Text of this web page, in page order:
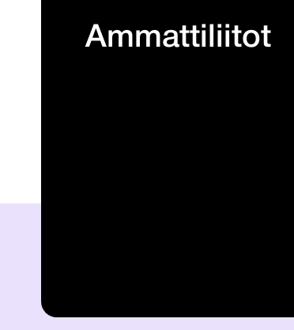
Ammattiliitot